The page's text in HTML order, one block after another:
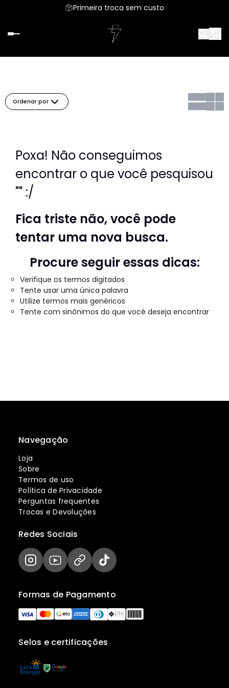
Parcele em até 6x sem juros
Primeira troca sem custo
Ordenar por
Poxa! Não conseguimos
encontrar o que você pesquisou
"" :/
Fica triste não, você pode
tentar uma nova busca.
Procure seguir essas dicas:
Verifique os termos digitados
Tente usar uma única palavra
Utilize termos mais genéricos
Tente com sinônimos do que você deseja encontrar
Navegação
Loja
Sobre
Termos de uso
Política de Privacidade
Perguntas frequentes
Trocas e Devoluções
Selos e certificações
Formas de Pagamento
Redes Sociais